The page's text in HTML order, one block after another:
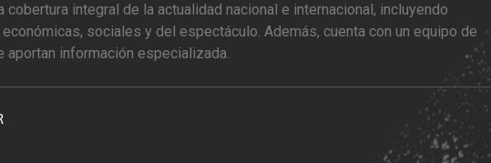
cobertura integral de la actualidad nacional e internacional, incluyendo
sociales y del espectáculo. Además, cuenta con un equipo de
aportan información especializada.